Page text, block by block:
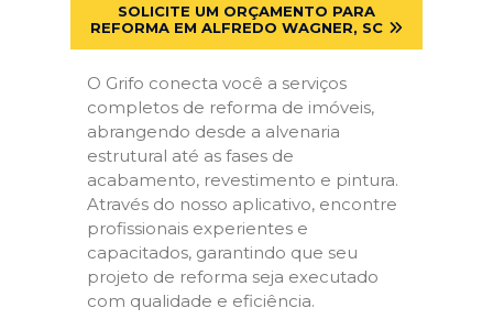
SOLICITE UM ORÇAMENTO PARA
REFORMA EM ALFREDO WAGNER, SC
O Grifo conecta você a serviços
completos de reforma de imóveis,
abrangendo desde a alvenaria
estrutural até as fases de
acabamento, revestimento e pintura.
Através do nosso aplicativo, encontre
profissionais experientes e
capacitados, garantindo que seu
projeto de reforma seja executado
com qualidade e eficiência.